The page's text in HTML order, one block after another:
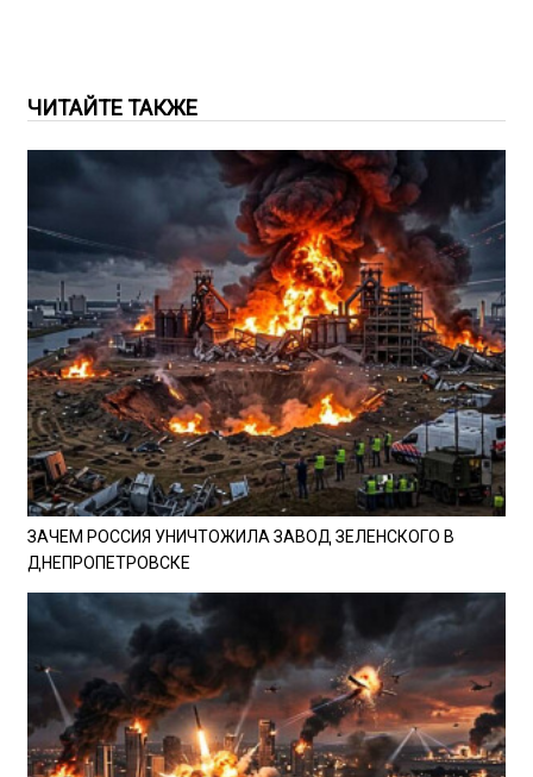
ЧИТАЙТЕ ТАКЖЕ
ЗАЧЕМ РОССИЯ УНИЧТОЖИЛА ЗАВОД ЗЕЛЕНСКОГО В
ДНЕПРОПЕТРОВСКЕ